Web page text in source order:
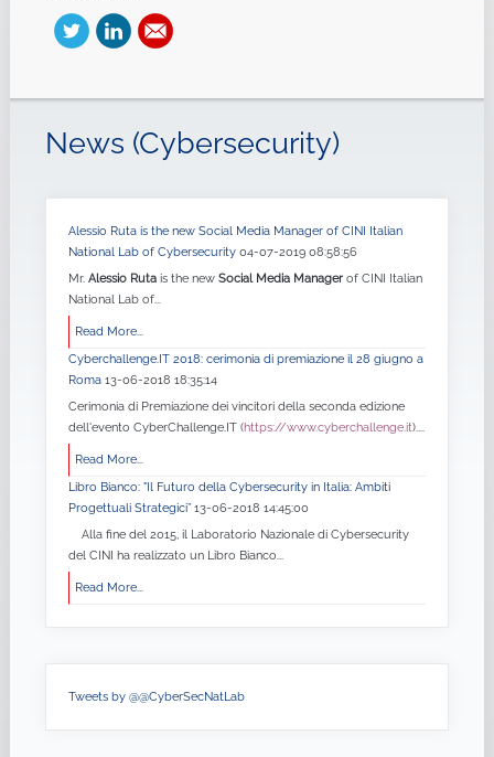
News (Cybersecurity)
Alessio Ruta is the new Social Media Manager of CINI Italian
National Lab of Cybersecurity 04-07-2019 08:58:56
Mr. Alessio Rutais the new Social Media Managerof CINI Italian
National Lab of...
Read More...
Cyberchallenge.IT 2018: cerimonia di premiazione il 28 giugno a
Roma 13-06-2018 18:35:14
Cerimonia di Premiazione dei vincitori della seconda edizione
dell'evento CyberChallenge.IT (https://www.cyberchallenge.it)....
Read More...
Libro Bianco: "Il Futuro della Cybersecurity in Italia: Ambiti
Progettuali Strategici” 13-06-2018 14:45:00
Alla fine del 2015, il Laboratorio Nazionale di Cybersecurity
del CINI ha realizzato un Libro Bianco...
Read More...
Tweets by @@CyberSecNatLab